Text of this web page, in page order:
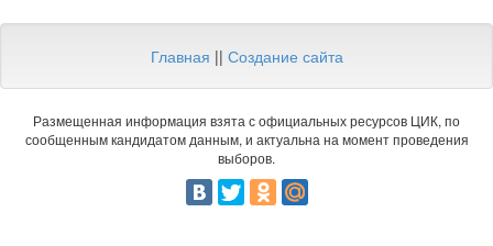
Главная || Создание сайта
Размещенная информация взята с официальных ресурсов ЦИК, по
сообщенным кандидатом данным, и актуальна на момент проведения
выборов.